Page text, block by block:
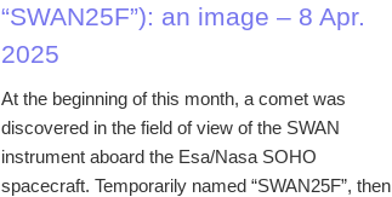
“SWAN25F”): an image – 8 Apr.
2025
At the beginning of this month, a comet was
discovered in the field of view of the SWAN
instrument aboard the Esa/Nasa SOHO
spacecraft. Temporarily named “SWAN25F”, then